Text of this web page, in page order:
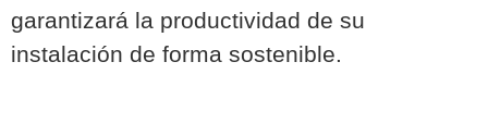
garantizará la productividad de su
instalación de forma sostenible.